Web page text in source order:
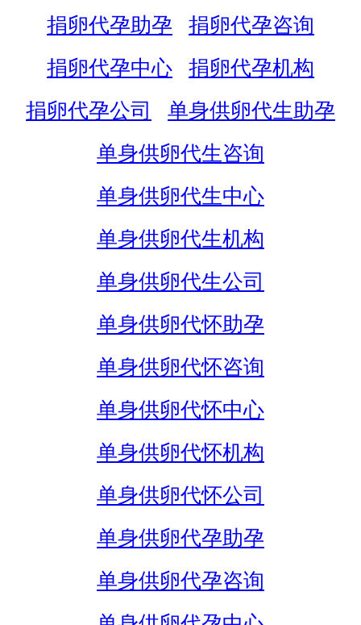
捐卵代孕助孕
捐卵代孕咨询
捐卵代孕中心
捐卵代孕机构
捐卵代孕公司
单身供卵代生助孕
单身供卵代生咨询
单身供卵代生中心
单身供卵代生机构
单身供卵代生公司
单身供卵代怀助孕
单身供卵代怀咨询
单身供卵代怀中心
单身供卵代怀机构
单身供卵代怀公司
单身供卵代孕助孕
单身供卵代孕咨询